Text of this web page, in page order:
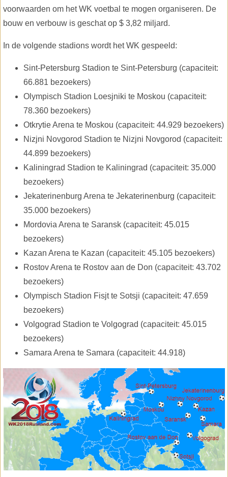
voorwaarden om het WK voetbal te mogen organiseren. De
bouw en verbouw is geschat op $ 3,82 miljard.
In de volgende stadions wordt het WK gespeeld:
Sint-Petersburg Stadion te Sint-Petersburg (capaciteit:
66.881 bezoekers)
Olympisch Stadion Loesjniki te Moskou (capaciteit:
78.360 bezoekers)
Otkrytie Arena te Moskou (capaciteit: 44.929 bezoekers)
Nizjni Novgorod Stadion te Nizjni Novgorod (capaciteit:
44.899 bezoekers)
Kaliningrad Stadion te Kaliningrad (capaciteit: 35.000
bezoekers)
Jekaterinenburg Arena te Jekaterinenburg (capaciteit:
35.000 bezoekers)
Mordovia Arena te Saransk (capaciteit: 45.015
bezoekers)
Kazan Arena te Kazan (capaciteit: 45.105 bezoekers)
Rostov Arena te Rostov aan de Don (capaciteit: 43.702
bezoekers)
Olympisch Stadion Fisjt te Sotsji (capaciteit: 47.659
bezoekers)
Volgograd Stadion te Volgograd (capaciteit: 45.015
bezoekers)
Samara Arena te Samara (capaciteit: 44.918)